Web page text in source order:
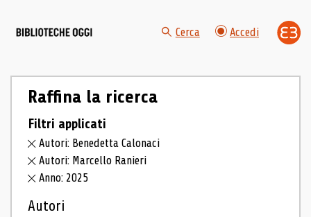
Cerca Accedi
Raffina la ricerca
Filtri applicati
Autori: Benedetta Calonaci
Autori: Marcello Ranieri
Anno: 2025
Autori